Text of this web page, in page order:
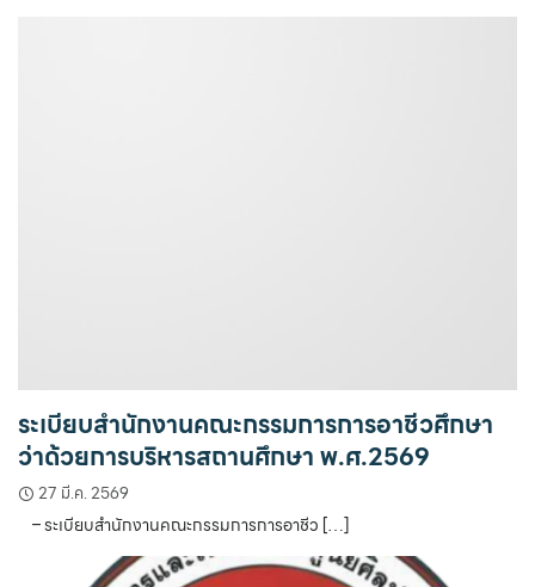
ระเบียบสำนักงานคณะกรรมการการอาชีวศึกษา
ว่าด้วยการบริหารสถานศึกษา พ.ศ.2569
27 มี.ค. 2569
– ระเบียบสำนักงานคณะกรรมการการอาชีว […]